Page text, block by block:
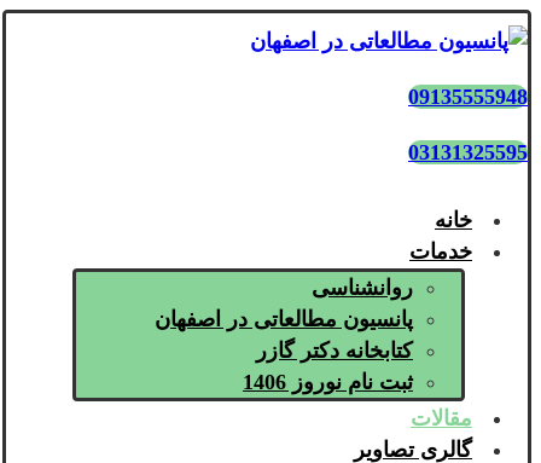
09135555948
03131325595
خانه
خدمات
روانشناسی
پانسیون مطالعاتی در اصفهان
کتابخانه دکتر گازر
ثبت نام نوروز 1406
مقالات
گالری تصاویر